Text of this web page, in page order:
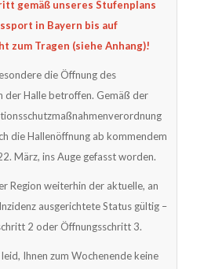
gemäß unseres Stufenplans
in Bayern bis auf
zum Tragen (siehe Anhang)!
die Öffnung des
der Halle betroffen. Gemäß der
die Hallenöffnung ab kommendem
März, ins Auge gefasst worden.
Region weiterhin der aktuelle, an
ausgerichtete Status gültig –
2 oder Öffnungsschritt 3.
Ihnen zum Wochenende keine